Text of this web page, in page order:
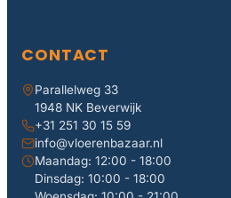
CONTACT
Parallelweg 33
1948 NK Beverwijk
+31 251 30 15 59
info@vloerenbazaar.nl
Maandag: 12:00 - 18:00
Dinsdag: 10:00 - 18:00